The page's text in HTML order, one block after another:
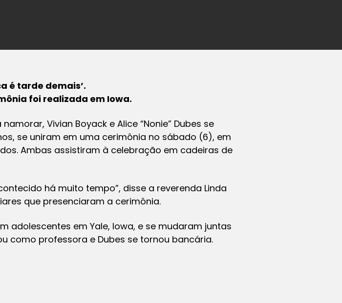
é tarde demais’.
foi realizada em Iowa.
Vivian Boyack e Alice “Nonie” Dubes se
se uniram em uma cerimônia no sábado (6), em
Ambas assistiram à celebração em cadeiras de
há muito tempo”, disse a reverenda Linda
que presenciaram a cerimônia.
adolescentes em Yale, Iowa, e se mudaram juntas
como professora e Dubes se tornou bancária.